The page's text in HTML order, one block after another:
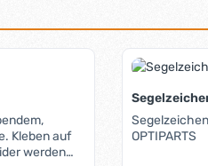
Kleben auf
OPTIPARTS